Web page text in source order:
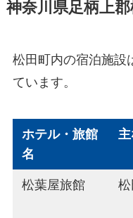
神奈川県足柄上
松田町内の宿泊施設
ています。
ホテル・旅館
名
松葉屋旅館